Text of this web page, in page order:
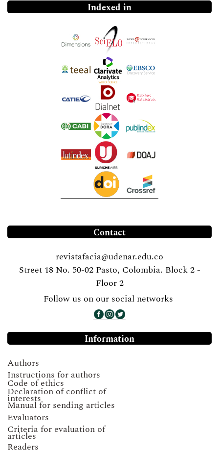
Indexed in
Contact
revistafacia@udenar.edu.co
Street 18 No. 50-02 Pasto, Colombia. Block 2 -
Floor 2
Follow us on our social networks
Information
Authors
Instructions for authors
Code of ethics
Declaration of conflict of
interests
Manual for sending articles
Evaluators
Criteria for evaluation of
articles
Readers